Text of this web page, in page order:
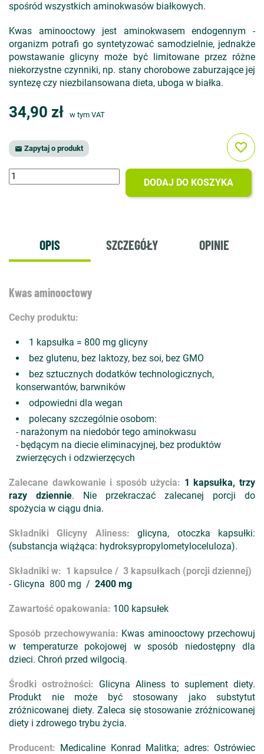
spośród wszystkich aminokwasów białkowych.
Kwas aminooctowy jest aminokwasem endogennym -
organizm potrafi go syntetyzować samodzielnie, jednakże
powstawanie glicyny może być limitowane przez różne
niekorzystne czynniki, np. stany chorobowe zaburzające jej
syntezę czy niezbilansowana dieta, uboga w białka.
34,90 zł w tym VAT
 Zapytaj o produkt
DODAJ DO KOSZYKA
favorite_border
OPIS SZCZEGÓŁY OPINIE
Kwas aminooctowy
Cechy produktu:
1 kapsułka = 800 mg glicyny
bez glutenu, bez laktozy, bez soi, bez GMO
bez sztucznych dodatków technologicznych,
konserwantów, barwników
odpowiedni dla wegan
polecany szczególnie osobom:
- narażonym na niedobór tego aminokwasu
- będącym na diecie eliminacyjnej, bez produktów
zwierzęcych i odzwierzęcych
Zalecane dawkowanie i sposób użycia: 1 kapsułka, trzy
razy dziennie. Nie przekraczać zalecanej porcji do
spożycia w ciągu dnia.
Składniki Glicyny Aliness:glicyna, otoczka kapsułki:
(substancja wiążąca: hydroksypropylometyloceluloza).
Składniki w: 1 kapsułce / 3 kapsułkach (porcji dziennej)
- Glicyna 800 mg / 2400 mg
Zawartość opakowania: 100 kapsułek
Sposób przechowywania: Kwas aminooctowy przechowuj
w temperaturze pokojowej w sposób niedostępny dla
dzieci. Chroń przed wilgocią.
Środki ostrożności: Glicyna Aliness to suplement diety.
Produkt nie może być stosowany jako substytut
zróżnicowanej diety. Zaleca się stosowanie zróżnicowanej
diety i zdrowego trybu życia.
Producent: Medicaline Konrad Malitka; adres: Ostrówiec